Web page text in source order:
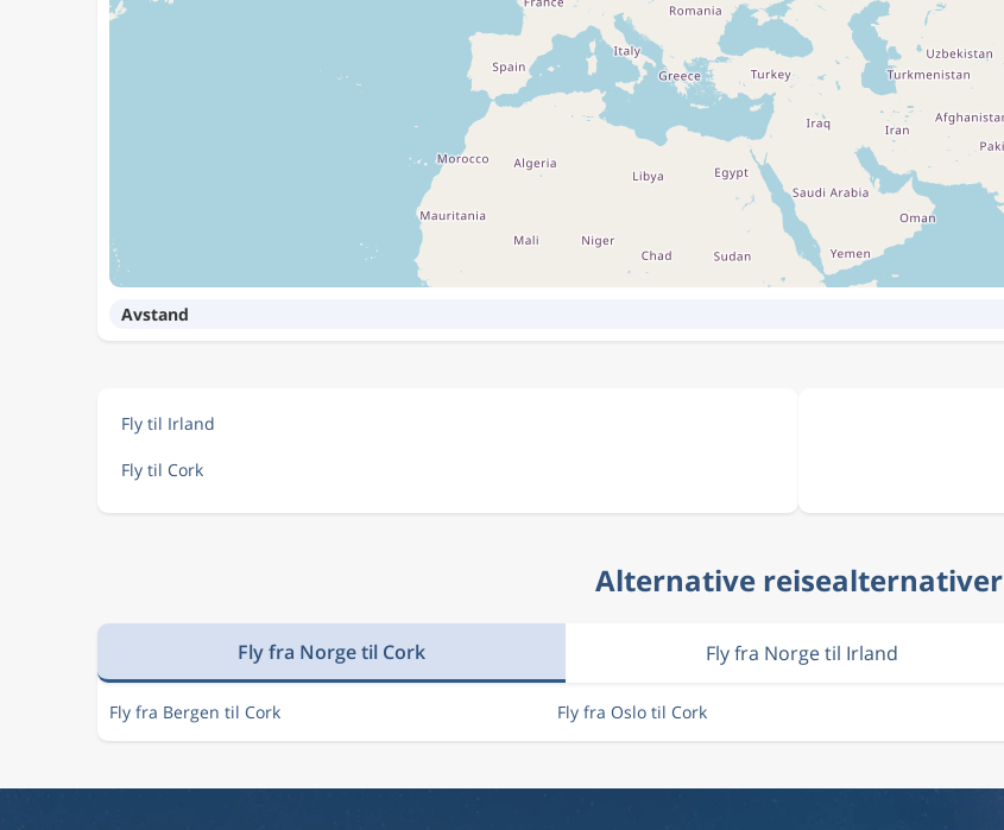
Avstand
Fly til Irland
Fly til Cork
Alternative reisealternativer
Fly fra Norge til Cork Fly fra Norge til Irland
Fly fra Bergen til Cork Fly fra Oslo til Cork